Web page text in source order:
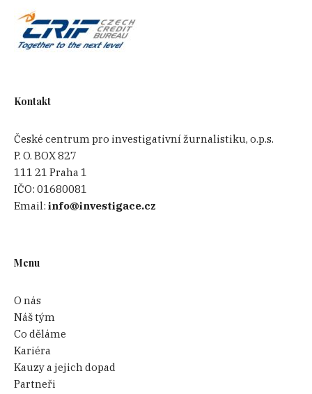
Kontakt
České centrum pro investigativní žurnalistiku, o.p.s.
P. O. BOX 827
111 21 Praha 1
IČO:01680081
Email:info@investigace.cz
Menu
O nás
Náš tým
Co děláme
Kariéra
Kauzy a jejich dopad
Partneři